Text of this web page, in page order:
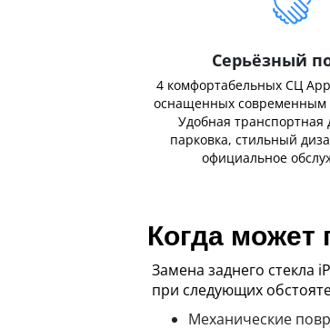
Серьёзный
4 комфортабельных СЦ
оснащенных современным
Удобная транспортная
парковка, стильный
официальное
Когда может
Замена заднего стекла
при следующих
Механические